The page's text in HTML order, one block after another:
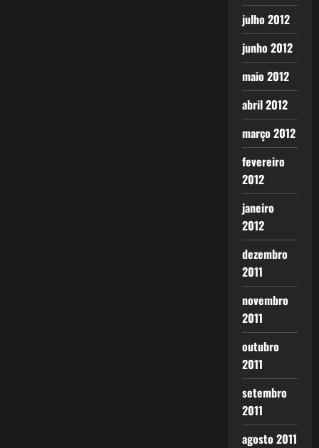
julho 2012
junho 2012
maio 2012
abril 2012
março 2012
fevereiro
2012
janeiro
2012
dezembro
2011
novembro
2011
outubro
2011
setembro
2011
agosto 2011